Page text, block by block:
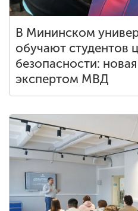
В Мининском
обучают студентов
безопасности:
экспертом МВД